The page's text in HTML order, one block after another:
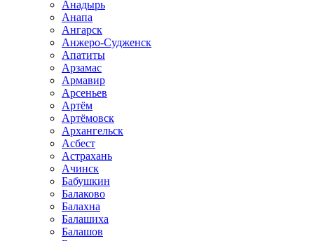
Анадырь
Анапа
Ангарск
Анжеро-Судженск
Апатиты
Арзамас
Армавир
Арсеньев
Артём
Артёмовск
Архангельск
Асбест
Астрахань
Ачинск
Бабушкин
Балаково
Балахна
Балашиха
Балашов